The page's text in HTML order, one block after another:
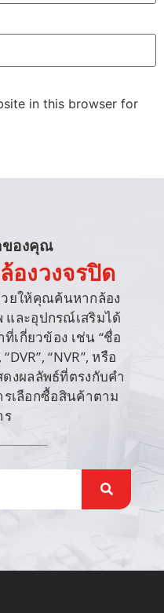
in this browser for
องคุณ
องวงจรปิด
ยให้คุณค้นหากล้อง
และอุปกรณ์เสริมได้
เกี่ยวข้อง เช่น “ชื่อ
“NVR”, หรือ
งผลลัพธ์ที่ตรงกับคำ
เลือกซื้อสินค้าตาม
ร